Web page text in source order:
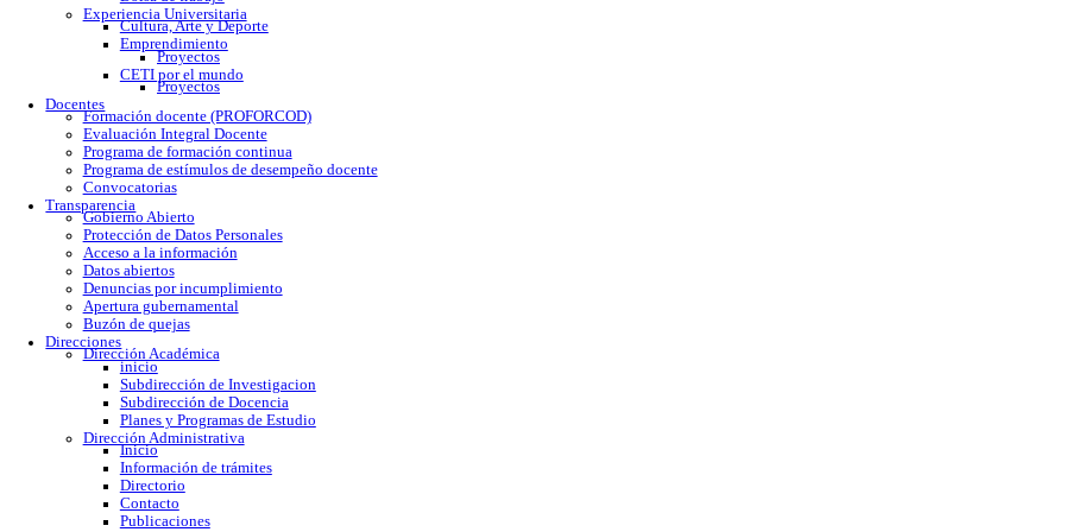
Calendario escolar
Trámites escolares
Colomos
Tonalá
Río Santiago
Reglamento
Becas
Servicio social
Prácticas profesionales
Egresados
Proceso de titulación
Bolsa de trabajo
Experiencia Universitaria
Cultura, Arte y Deporte
Emprendimiento
CETI por el mundo
Proyectos
Docentes
Formación docente (PROFORCOD)
Evaluación Integral Docente
Programa de formación continua
Programa de estímulos de desempeño docente
Convocatorias
Transparencia